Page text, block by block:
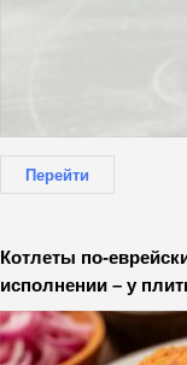
Перейти
Котлеты по-
исполнении – у